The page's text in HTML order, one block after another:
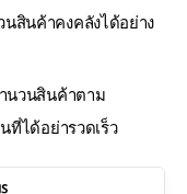
สินค้าคงคลังได้อย่าง
นวนสินค้าตาม
ที่ได้อย่ารวดเร็ว